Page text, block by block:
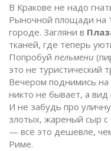
В Кракове не надо
Рыночной площади на
городе. Загляни в
тканей, где теперь
Попробуй пельмени
это не туристический
Вечером поднимись
никто не бывает, а
И не забудь про
злотых, жареный сыр с
— всё это дешевле,
Риме.